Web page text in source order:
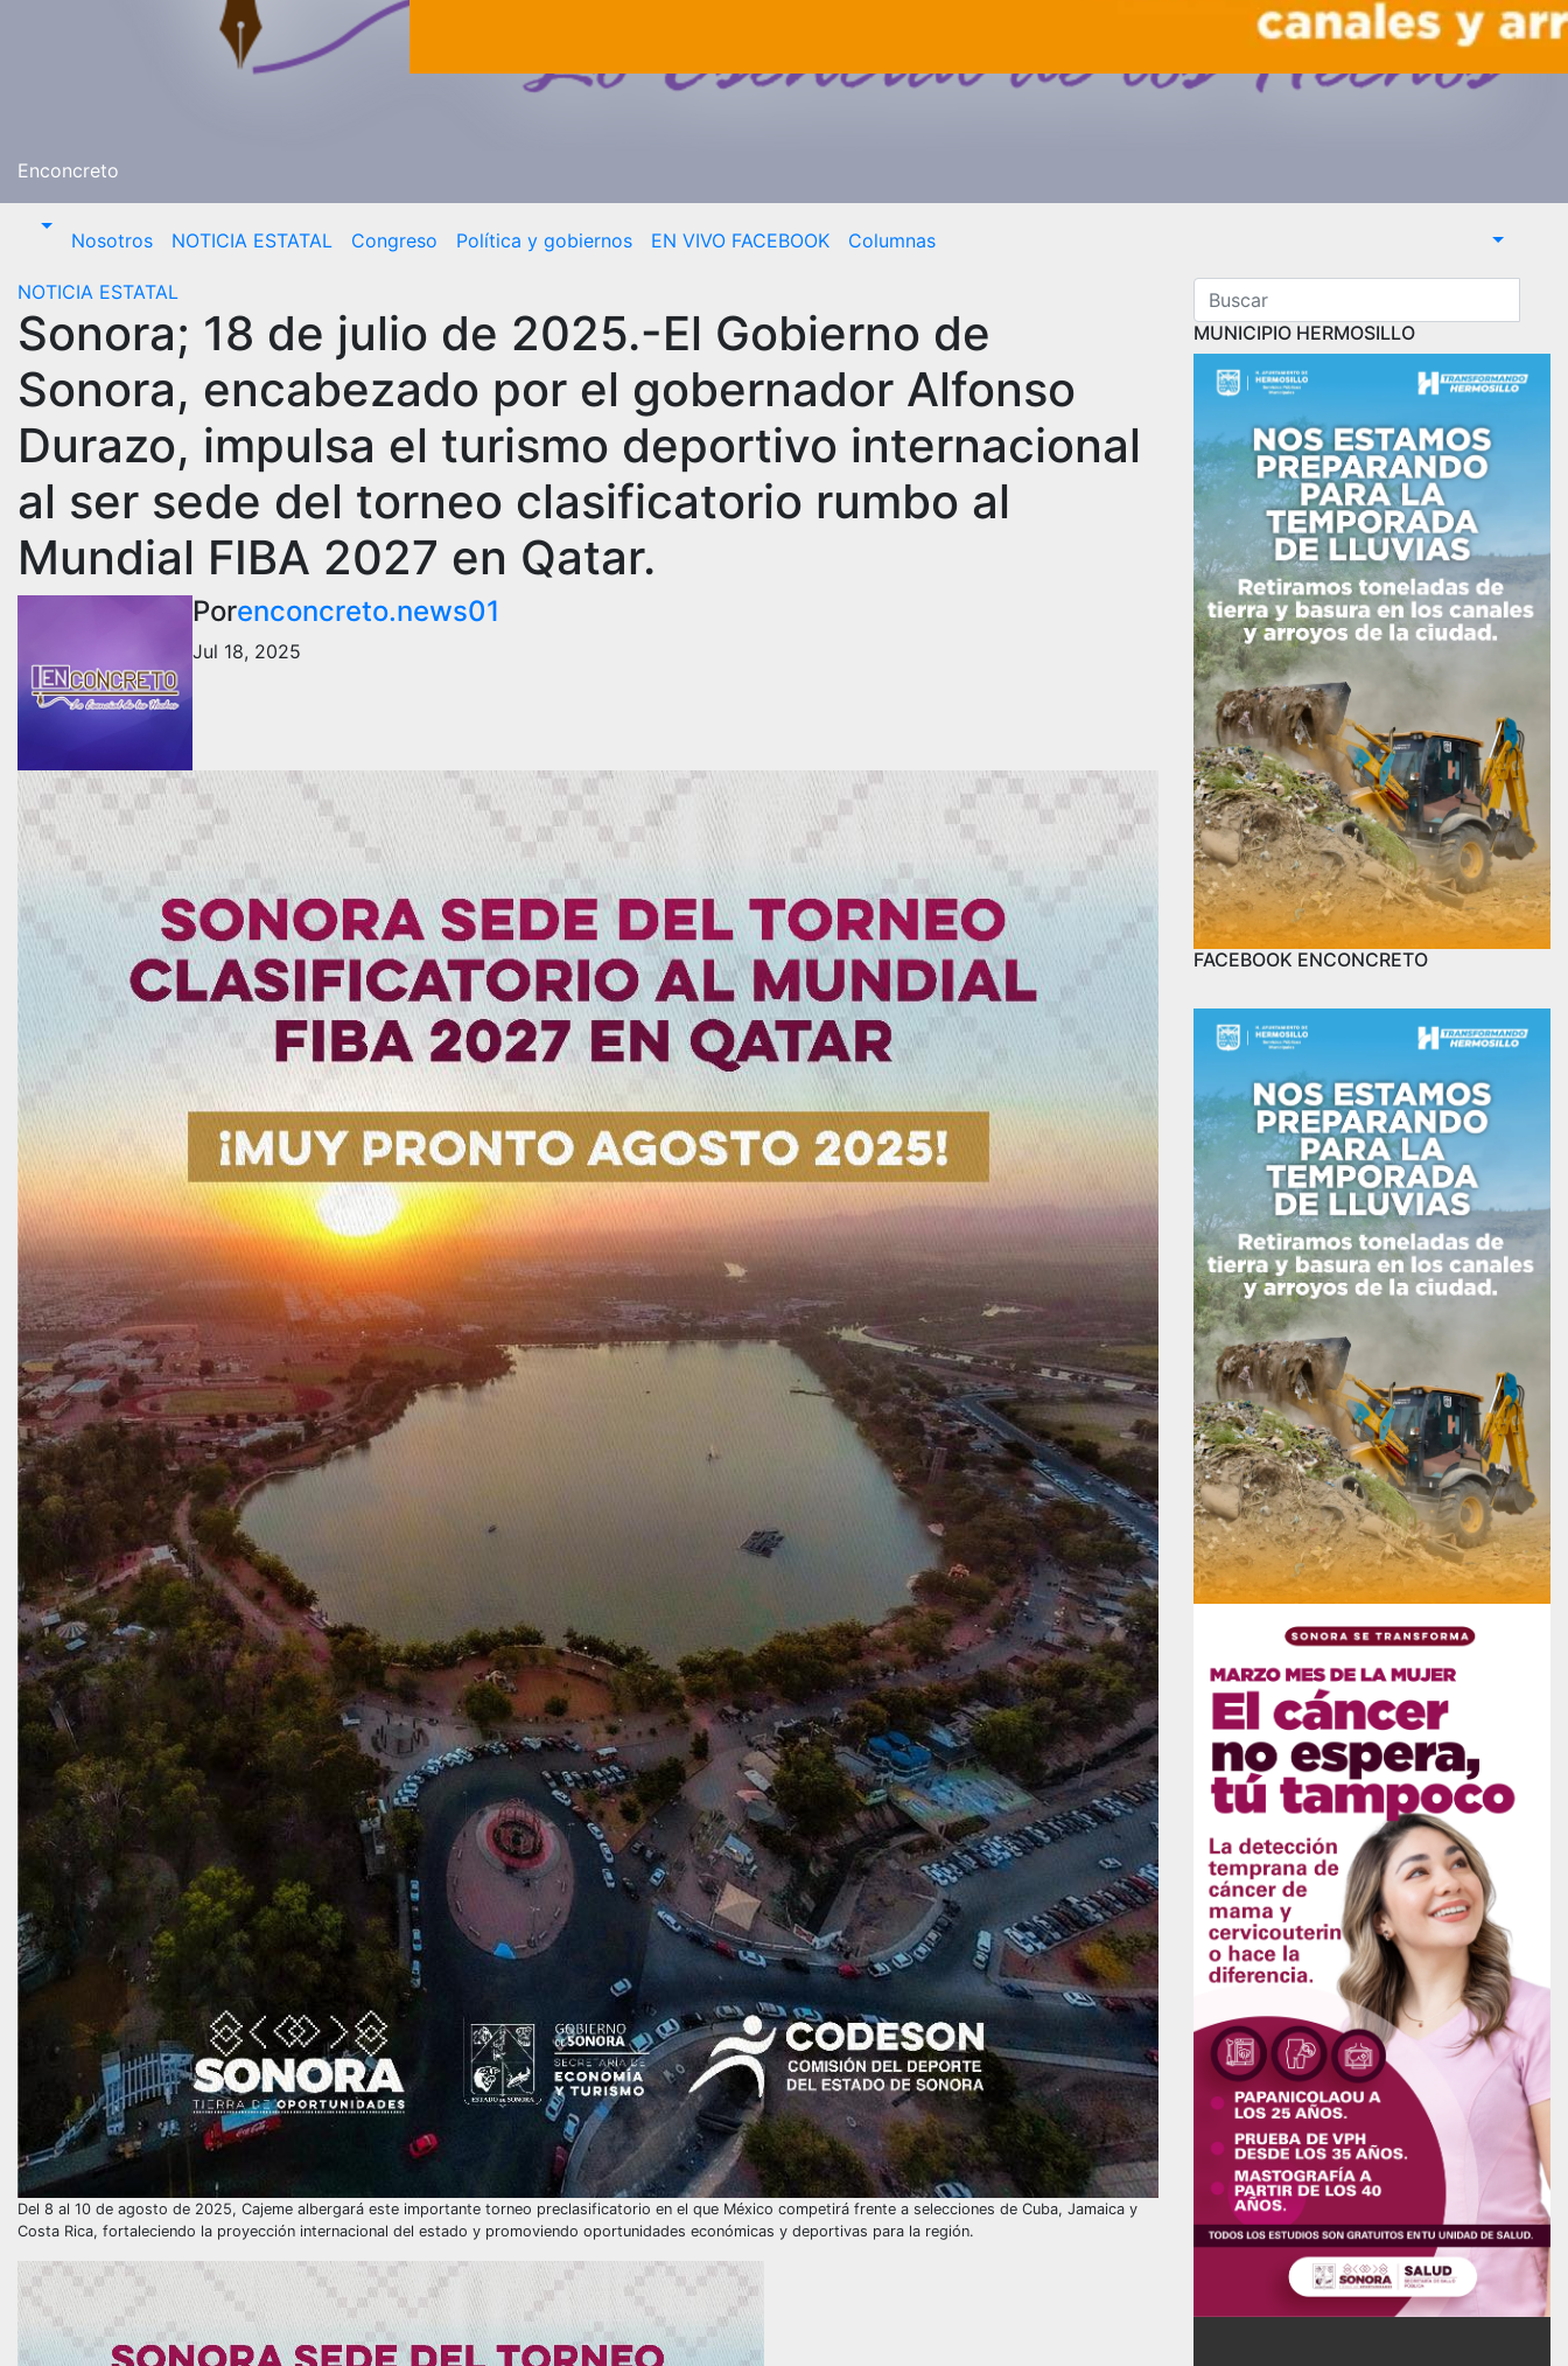
Enconcreto
Nosotros NOTICIA ESTATAL Congreso Política y gobiernos EN VIVO FACEBOOK Columnas
NOTICIA ESTATAL
Sonora; 18 de julio de 2025.-El Gobierno de
Sonora, encabezado por el gobernador Alfonso
Durazo, impulsa el turismo deportivo internacional
al ser sede del torneo clasificatorio rumbo al
Mundial FIBA 2027 en Qatar.
Porenconcreto.news01
Jul 18, 2025
Del 8 al 10 de agosto de 2025, Cajeme albergará este importante torneo preclasificatorio en el que México competirá frente a selecciones de Cuba, Jamaica y
Costa Rica, fortaleciendo la proyección internacional del estado y promoviendo oportunidades económicas y deportivas para la región.
MUNICIPIO HERMOSILLO
FACEBOOK ENCONCRETO